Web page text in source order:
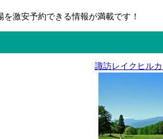
激安予約できる情報が満載です！
諏訪レイクヒル